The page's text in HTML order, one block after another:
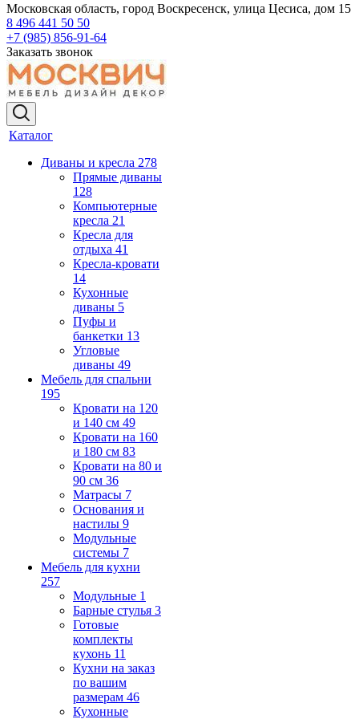
Московская область, город Воскресенск, улица Цесиса, дом 15
8 496 441 50 50
+7 (985) 856-91-64
Заказать звонок
Каталог
Диваны и кресла 278
Прямые диваны
128
Компьютерные
кресла 21
Кресла для
отдыха 41
Кресла-кровати
14
Кухонные
диваны 5
Пуфы и
банкетки 13
Угловые
диваны 49
Мебель для спальни
195
Кровати на 120
и 140 см 49
Кровати на 160
и 180 см 83
Кровати на 80 и
90 см 36
Матрасы 7
Основания и
настилы 9
Модульные
системы 7
Мебель для кухни
257
Модульные 1
Барные стулья 3
Готовые
комплекты
кухонь 11
Кухни на заказ
по вашим
размерам 46
Кухонные